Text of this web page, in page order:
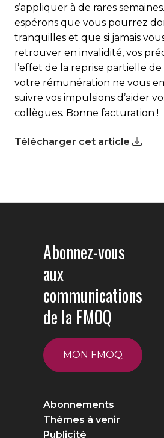
s’appliquer à de rares
espérons que vous pourrez
tranquilles et que si jamais
retrouver en invalidité, vos
l’effet de la reprise partielle
votre rémunération ne vous
suivre vos impulsions d’aider
collègues. Bonne facturation !
Télécharger cet article
Abonnez-vous
aux
communications
de la FMOQ
MON FMOQ
Abonnements
Thèmes à venir
Publicité